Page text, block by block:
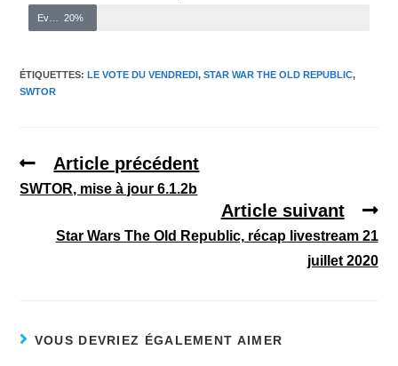
20%
ÉTIQUETTES:LE VOTE DU VENDREDI, STAR WAR THE OLD REPUBLIC,
SWTOR
Article précédent
SWTOR, mise à jour 6.1.2b
Article suivant
Star Wars The Old Republic, récap livestream 21
juillet 2020
VOUS DEVRIEZ ÉGALEMENT AIMER